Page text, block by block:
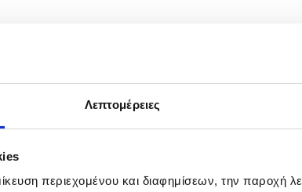
Λεπτομέρειες
περιεχομένου και διαφημίσεων, την παροχή